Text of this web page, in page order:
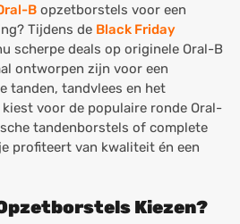
B opzetborstels voor een
Tijdens de Black Friday
scherpe deals op originele Oral-B
ontworpen zijn voor een
tanden, tandvlees en het
voor de populaire ronde Oral-
tandenborstels of complete
profiteert van kwaliteit én een
Kiezen?